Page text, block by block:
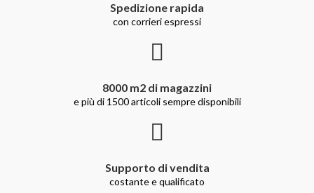
Spedizione rapida
con corrieri espressi
8000 m2 di magazzini
e più di 1500 articoli sempre disponibili
Supporto di vendita
costante e qualificato